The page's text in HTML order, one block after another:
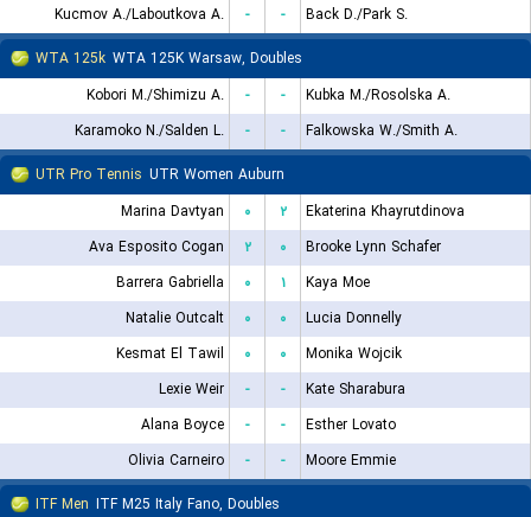
Kucmov A./Laboutkova A.
- -
Back D./Park S.
WTA 125k WTA 125K Warsaw, Doubles
Kobori M./Shimizu A.
- -
Kubka M./Rosolska A.
Karamoko N./Salden L.
- -
Falkowska W./Smith A.
UTR Pro Tennis UTR Women Auburn
Marina Davtyan
۰ ۲
Ekaterina Khayrutdinova
Ava Esposito Cogan
۲ ۰
Brooke Lynn Schafer
Barrera Gabriella
۰ ۱
Kaya Moe
Natalie Outcalt
۰ ۰
Lucia Donnelly
Kesmat El Tawil
۰ ۰
Monika Wojcik
Lexie Weir
- -
Kate Sharabura
Alana Boyce
- -
Esther Lovato
Olivia Carneiro
- -
Moore Emmie
ITF Men ITF M25 Italy Fano, Doubles